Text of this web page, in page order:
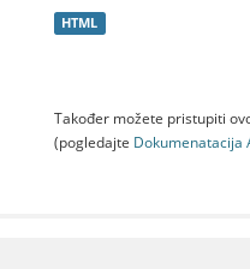
HTML
Također možete pristupiti
(pogledajte Dokumenаtаcijа